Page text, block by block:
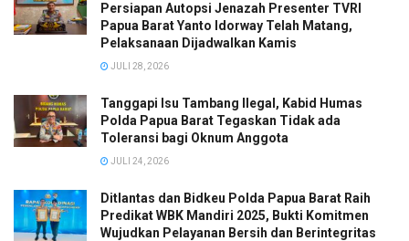
Persiapan Autopsi Jenazah Presenter TVRI
Papua Barat Yanto Idorway Telah Matang,
Pelaksanaan Dijadwalkan Kamis
JULI 28, 2026
Tanggapi Isu Tambang Ilegal, Kabid Humas
Polda Papua Barat Tegaskan Tidak ada
Toleransi bagi Oknum Anggota
JULI 24, 2026
Ditlantas dan Bidkeu Polda Papua Barat Raih
Predikat WBK Mandiri 2025, Bukti Komitmen
Wujudkan Pelayanan Bersih dan Berintegritas